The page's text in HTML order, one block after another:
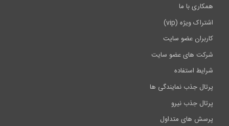
همکاری با ما
اشتراک ویژه (vip)
کاربران عضو سایت
شرکت های عضو سایت
شرایط استفاده
پرتال جذب نمایندگی ها
پرتال جذب نیرو
پرسش های متداول